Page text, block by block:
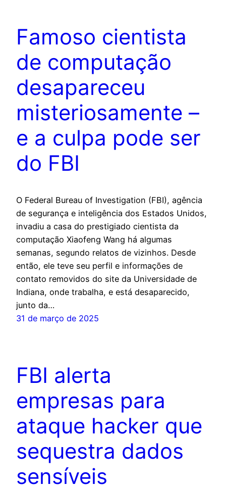
Famoso cientista
de computação
desapareceu
misteriosamente –
e a culpa pode ser
do FBI
O Federal Bureau of Investigation (FBI), agência
de segurança e inteligência dos Estados Unidos,
invadiu a casa do prestigiado cientista da
computação Xiaofeng Wang há algumas
semanas, segundo relatos de vizinhos. Desde
então, ele teve seu perfil e informações de
contato removidos do site da Universidade de
Indiana, onde trabalha, e está desaparecido,
junto da…
31 de março de 2025
FBI alerta
empresas para
ataque hacker que
sequestra dados
sensíveis